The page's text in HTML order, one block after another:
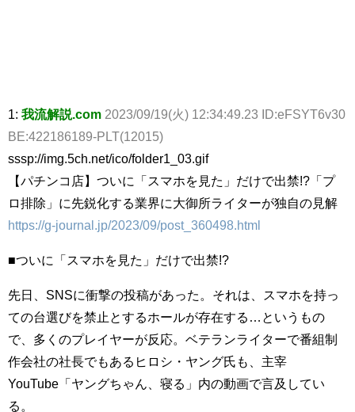
1: 我流解説.com 2023/09/19(火) 12:34:49.23 ID:eFSYT6v30
BE:422186189-PLT(12015)
sssp://img.5ch.net/ico/folder1_03.gif
【パチンコ店】ついに「スマホを見た」だけで出禁!?「プ
ロ排除」に先鋭化する業界に大御所ライターが独自の見解
https://g-journal.jp/2023/09/post_360498.html
■ついに「スマホを見た」だけで出禁!?
先日、SNSに衝撃の投稿があった。それは、スマホを持っ
ての台選びを禁止とするホールが存在する…というもの
で、多くのプレイヤーが反応。ベテランライターで番組制
作会社の社長でもあるヒロシ・ヤング氏も、主宰
YouTube「ヤングちゃん、寝る」内の動画で言及してい
る。